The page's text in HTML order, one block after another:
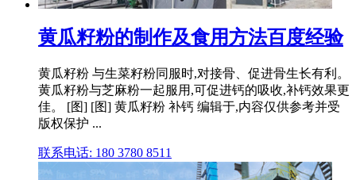
黄瓜籽粉的制作及食用方法百度经验
黄瓜籽粉 与生菜籽粉同服时,对接骨、促进骨生长有利。
黄瓜籽粉与芝麻粉一起服用,可促进钙的吸收,补钙效果更
佳。 [图] [图] 黄瓜籽粉 补钙 编辑于,内容仅供参考并受
版权保护 ...
联系电话: 180 3780 8511